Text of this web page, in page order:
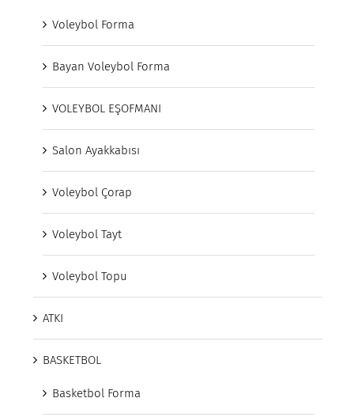
Voleybol Forma
Bayan Voleybol Forma
VOLEYBOL EŞOFMANI
Salon Ayakkabısı
Voleybol Çorap
Voleybol Tayt
Voleybol Topu
ATKI
BASKETBOL
Basketbol Forma